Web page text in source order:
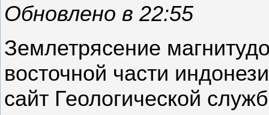
Обновлено в 22:55
Землетрясение
восточной части
сайт Геологической